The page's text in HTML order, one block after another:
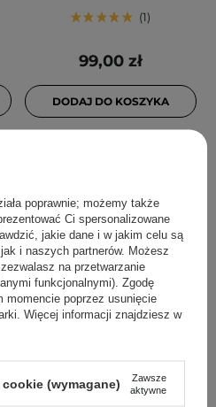
1
99,00 zł
DODAJ DO KOSZYKA
Treatment -
Przeciwłupieżowa Kurcja
poprawnie; możemy także
Ci spersonalizowane
jakie dane i w jakim celu są
i naszych partnerów. Możesz
na przetwarzanie
funkcjonalnymi). Zgodę
momencie poprzez usunięcie
Więcej informacji znajdziesz w
(wymagane)
Zawsze
aktywne